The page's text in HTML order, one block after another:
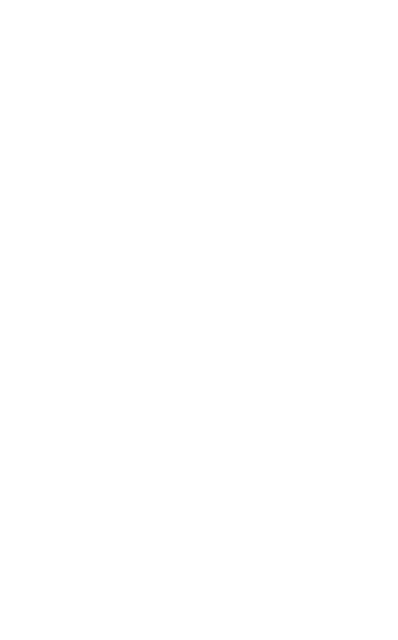
pasó un segundo ...
agua se activa